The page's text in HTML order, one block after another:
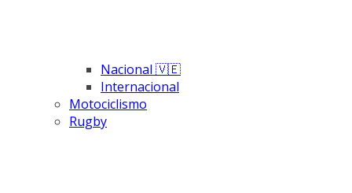
Nacional 🇻🇪
Internacional
Motociclismo
Rugby